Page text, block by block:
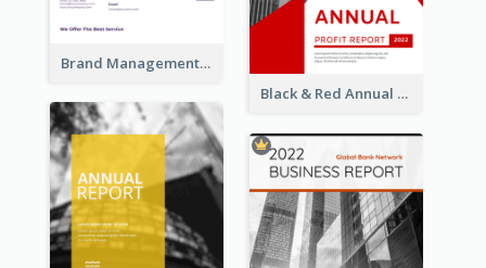
Brand Management Reports
Black & Red Annual Reports